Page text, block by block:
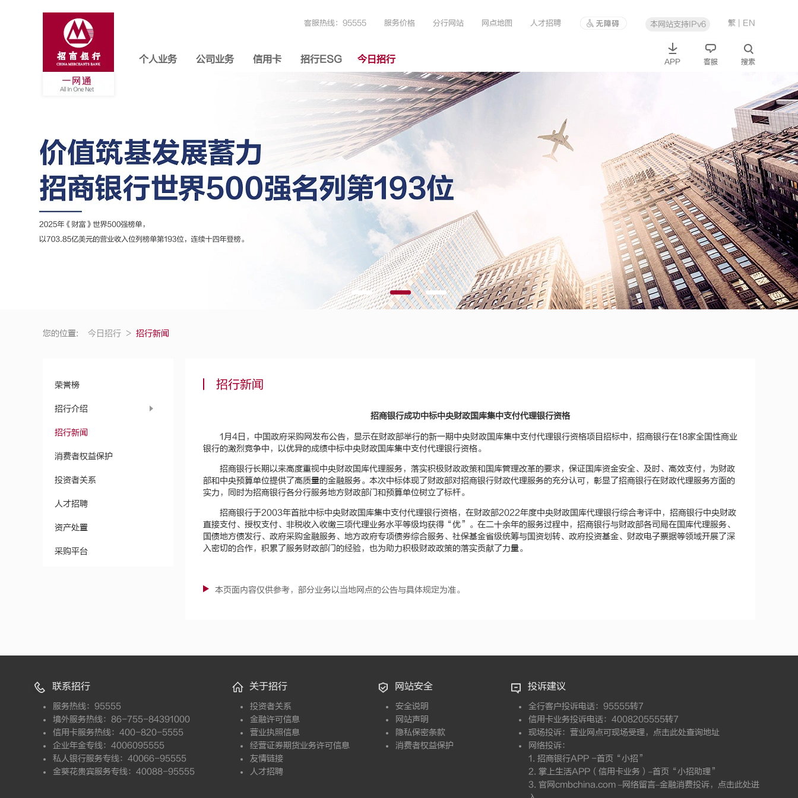
客服热线：95555 服务价格 分行网站 网点地图 人才招聘 本网站支持IPv6 繁 | EN
APP 客服 搜索
个人业务 公司业务 信用卡 招行ESG 今日招行
您的位置: 今日招行 > 招行新闻
荣誉榜
招行介绍
招行新闻
消费者权益保护
投资者关系
人才招聘
资产处置
采购平台
招行新闻
招商银行成功中标中央财政国库集中支付代理银行资格
1月4日，中国政府采购网发布公告，显示在财政部举行的新一期中央财政国库集中支付代理银行资格项目招标中，招商银行在18家全国性商业
银行的激烈竞争中，以优异的成绩中标中央财政国库集中支付代理银行资格。
招商银行长期以来高度重视中央财政国库代理服务，落实积极财政政策和国库管理改革的要求，保证国库资金安全、及时、高效支付，为财政
部和中央预算单位提供了高质量的金融服务。本次中标体现了财政部对招商银行财政代理服务的充分认可，彰显了招商银行在财政代理服务方面的
实力，同时为招商银行各分行服务地方财政部门和预算单位树立了标杆。
招商银行于2003年首批中标中央财政国库集中支付代理银行资格，在财政部2022年度中央财政国库代理银行综合考评中，招商银行中央财政
直接支付、授权支付、非税收入收缴三项代理业务水平等级均获得“优”。在二十余年的服务过程中，招商银行与财政部各司局在国库代理服务、
国债地方债发行、政府采购金融服务、地方政府专项债券综合服务、社保基金省级统筹与国资划转、政府投资基金、财政电子票据等领域开展了深
入密切的合作，积累了服务财政部门的经验，也为助力积极财政政策的落实贡献了力量。
本页面内容仅供参考，部分业务以当地网点的公告与具体规定为准。
联系招行
服务热线：95555
境外服务热线：86-755-84391000
信用卡服务热线：400-820-5555
企业年金专线：4006095555
私人银行服务专线：40066-95555
金葵花贵宾服务专线：40088-95555
关于招行
投资者关系
金融许可信息
营业执照信息
经营证券期货业务许可信息
友情链接
人才招聘
网站安全
安全说明
网站声明
隐私保密条款
消费者权益保护
投诉建议
全行客户投诉电话：95555转7
信用卡业务投诉电话：4008205555转7
现场投诉：营业网点可现场受理， 点击此处查询地址
网络投诉：
1. 招商银行APP -首页“小招”
2. 掌上生活APP（信用卡业务）–首页“小招助理”
3. 官网cmbchina.com –网络留言–金融消费投诉， 点击此处进